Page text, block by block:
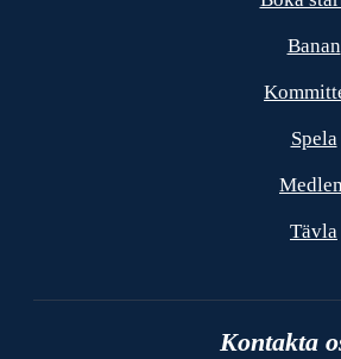
Banan
Spela
Tävla
Kontakta